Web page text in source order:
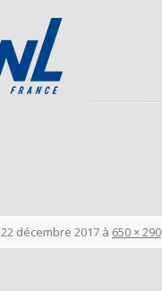
22 décembre 2017 à 650 × 290